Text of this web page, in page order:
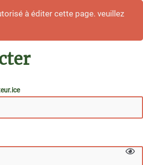
à éditer cette page. veuillez